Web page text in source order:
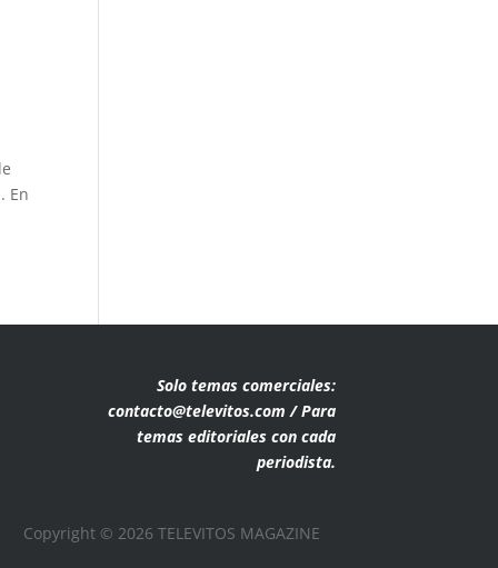
En
Solo temas comerciales:
contacto@televitos.com / Para
temas editoriales con cada
periodista.
Copyright © 2026 TELEVITOS MAGAZINE